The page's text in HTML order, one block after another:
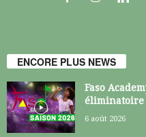
ENCORE PLUS NEWS
Faso
éliminatoire
6 août 2026